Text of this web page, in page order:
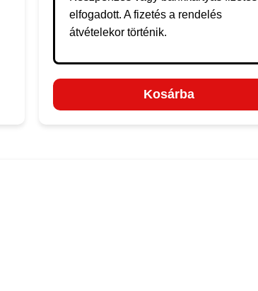
elfogadott. A fizetés a rendelés
átvételekor történik.
Kosárba